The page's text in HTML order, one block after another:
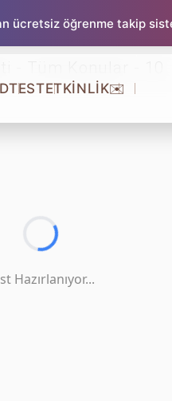
ücretsiz öğrenme takip
TESTETKİNLİK✉️
Hazırlanıyor...